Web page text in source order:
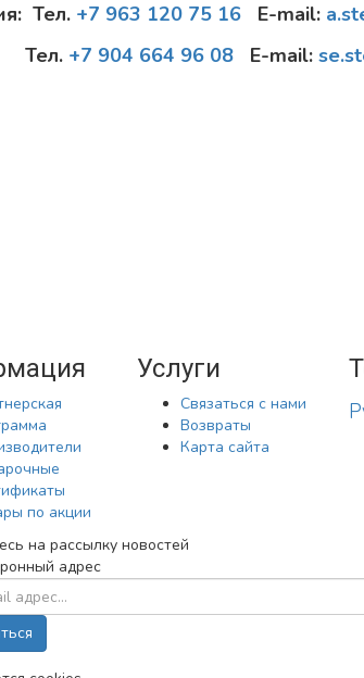
Тел. +7 963 120 75 16E-mail:
Тел. +7 904 664 96 08E-mail:
по акции
Услуги
Связаться с нами
Возвраты
Карта сайта
на рассылку новостей
адрес